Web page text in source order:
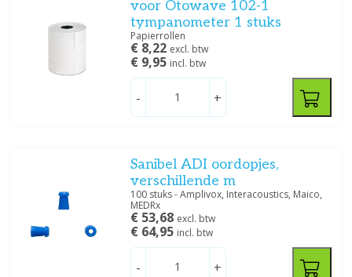
voor Otowave 102-1
tympanometer 1 stuks
Papierrollen
€ 8,22 excl. btw
€ 9,95 incl. btw
- +
Sanibel ADI oordopjes,
verschillende m
100 stuks - Amplivox, Interacoustics, Maico,
MEDRx
€ 53,68 excl. btw
€ 64,95 incl. btw
- +